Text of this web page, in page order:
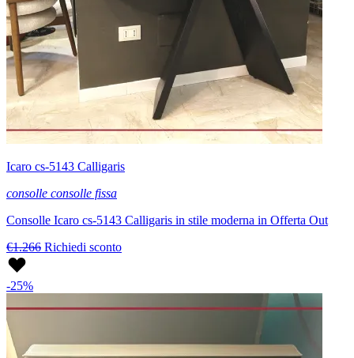
Icaro cs-5143 Calligaris
consolle consolle fissa
Consolle Icaro cs-5143 Calligaris in stile moderna in Offerta Out
€1.266 Richiedi sconto
-25%